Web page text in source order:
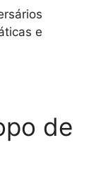
e
de